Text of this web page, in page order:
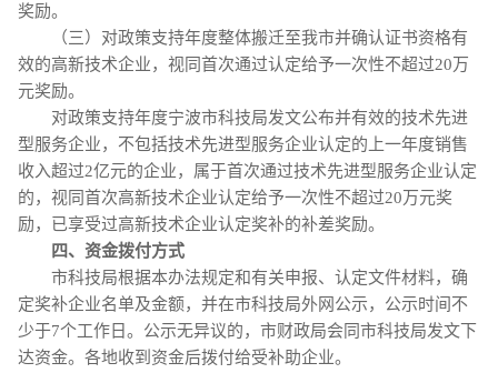
奖励。
（三）对政策支持年度整体搬迁至我市并确认证书资格有
效的高新技术企业，视同首次通过认定给予一次性不超过20万
元奖励。
对政策支持年度宁波市科技局发文公布并有效的技术先进
型服务企业，不包括技术先进型服务企业认定的上一年度销售
收入超过2亿元的企业，属于首次通过技术先进型服务企业认定
的，视同首次高新技术企业认定给予一次性不超过20万元奖
励，已享受过高新技术企业认定奖补的补差奖励。
四、资金拨付方式
市科技局根据本办法规定和有关申报、认定文件材料，确
定奖补企业名单及金额，并在市科技局外网公示，公示时间不
少于7个工作日。公示无异议的，市财政局会同市科技局发文下
达资金。各地收到资金后拨付给受补助企业。